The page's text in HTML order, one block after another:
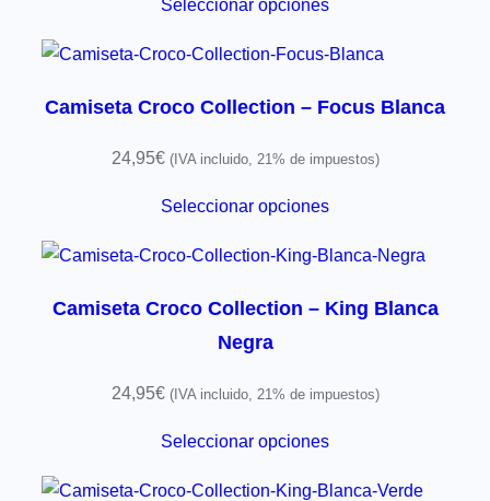
Seleccionar opciones
Camiseta Croco Collection – Focus Blanca
24,95€ (IVA incluido, 21% de impuestos)
Seleccionar opciones
Camiseta Croco Collection – King Blanca
Negra
24,95€ (IVA incluido, 21% de impuestos)
Seleccionar opciones